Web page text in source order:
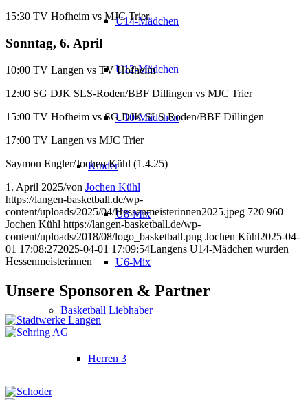
U14-Mädchen
U12-Mädchen
U10-Mädchen
Kinder
U8-Mix
U6-Mix
Basketball Liebhaber
Herren 3
15:30 TV Hofheim vs MJC Trier
Sonntag, 6. April
10:00 TV Langen vs TV Hofheim
12:00 SG DJK SLS-Roden/BBF Dillingen vs MJC Trier
15:00 TV Hofheim vs SG DJK SLS-Roden/BBF Dillingen
17:00 TV Langen vs MJC Trier
Saymon Engler/Jochen Kühl (1.4.25)
1. April 2025/von Jochen Kühl
https://langen-basketball.de/wp-
content/uploads/2025/04/Hessenmeisterinnen2025.jpeg 720 960
Jochen Kühl https://langen-basketball.de/wp-
content/uploads/2018/08/logo_basketball.png Jochen Kühl2025-04-
01 17:08:272025-04-01 17:09:54Langens U14-Mädchen wurden
Hessenmeisterinnen
Unsere Sponsoren & Partner